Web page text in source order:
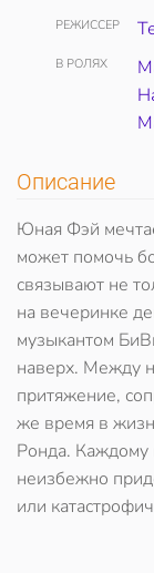
РЕЖИССЕР
В РОЛЯХ
Описание
Юная Фэй
может помочь
связывают не
на вечеринке
музыкантом
наверх. Между
притяжение,
же время в
Ронда. Каждому
неизбежно
или